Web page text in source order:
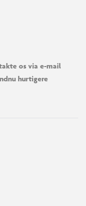
os via e-mail
hurtigere